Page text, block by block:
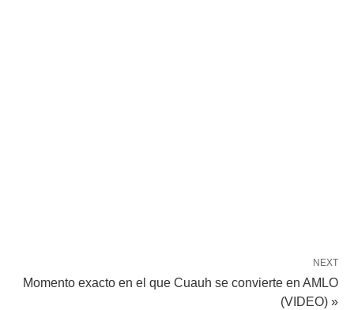
NEXT
Momento exacto en el que Cuauh se convierte en AMLO
(VIDEO) »